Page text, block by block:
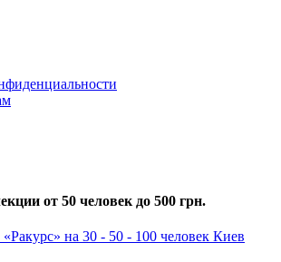
от 50 человек до 500 грн.